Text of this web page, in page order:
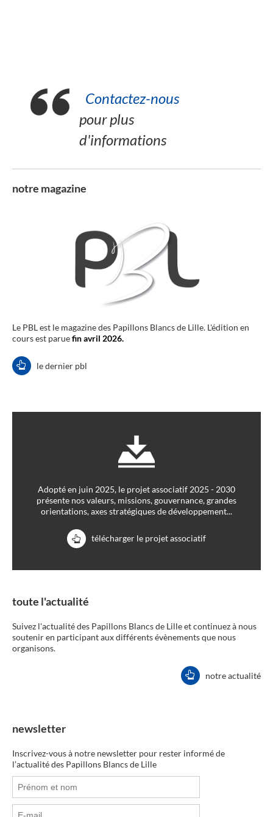
Contactez-nous
pour plus
d'informations
notre magazine
Le PBL est le magazine des Papillons Blancs de Lille. L'édition en
cours est paruefin avril 2026.
le dernier pbl
Adopté en juin 2025, le projet associatif 2025 - 2030
présente nos valeurs, missions, gouvernance, grandes
orientations, axes stratégiques de développement...
télécharger le projet associatif
toute l'actualité
Suivez l'actualité des Papillons Blancs de Lille et continuez à nous
soutenir en participant aux différents évènements que nous
organisons.
notre actualité
newsletter
Inscrivez-vous à notre newsletter pour rester informé de
l’actualité des Papillons Blancs de Lille